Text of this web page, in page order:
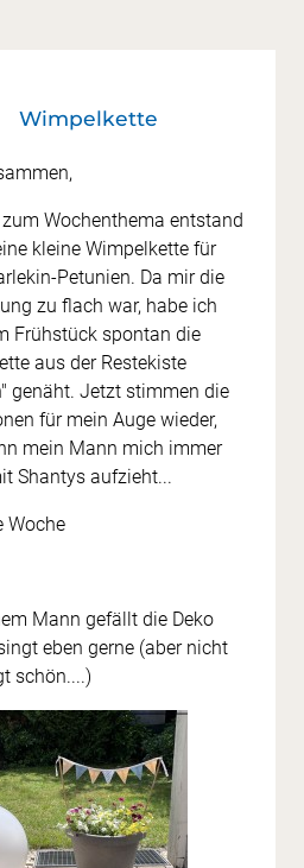
Wimpelkette
Wochenthema entstand
kleine Wimpelkette für
Petunien. Da mir die
zu flach war, habe ich
Frühstück spontan die
aus der Restekiste
genäht. Jetzt stimmen die
für mein Auge wieder,
mein Mann mich immer
Shantys aufzieht...
Woche
Mann gefällt die Deko
eben gerne (aber nicht
schön....)